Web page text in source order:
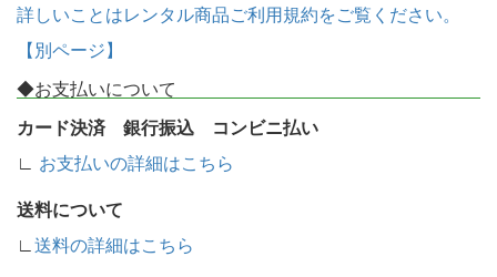
詳しいことはレンタル商品ご利用規約をご覧ください。
【別ページ】
◆お支払いについて
カード決済 銀行振込 コンビニ払い
∟ お支払いの詳細はこちら
送料について
∟送料の詳細はこちら